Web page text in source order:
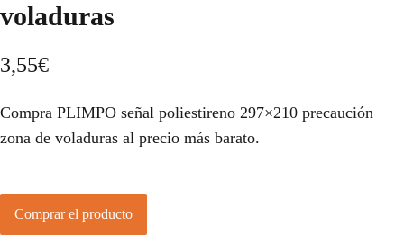
voladuras
3,55€
Compra PLIMPO señal poliestireno 297×210 precaución
zona de voladuras al precio más barato.
Comprar el producto